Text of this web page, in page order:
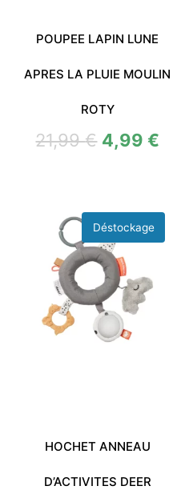
POUPEE LAPIN LUNE
APRES LA PLUIE MOULIN
ROTY
21,99€ 4,99€
HOCHET ANNEAU
D’ACTIVITES DEER